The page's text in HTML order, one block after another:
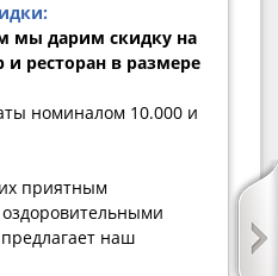
мы дарим скидку на
ресторан в размере
номиналом 10.000 и
приятным
наш